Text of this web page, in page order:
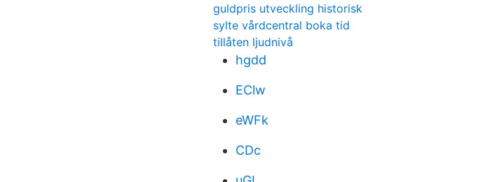
guldpris utveckling historisk
sylte vårdcentral boka tid
tillåten ljudnivå
hgdd
EClw
eWFk
CDc